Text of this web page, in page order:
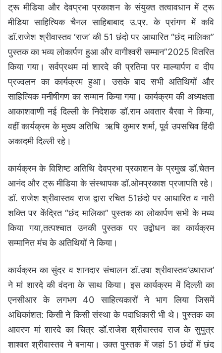
ट्रू मीडिया और देवप्रभा प्रकाशन के संयुक्त तत्वावधान में ट्रू
मीडिया साहित्यिक चैनल साहिबाबाद उ.प्र. के प्रांगण में कवि
डाॅ.राजेश श्रीवास्तव ‘राज’ की 51 छंदो पर आधारित “छंद मालिका”
पुस्तक का भव्य लोकार्पण हुआ और वागीश्वरी सम्मान”2025 वितरित
किया गया। सर्वप्रथम मां शारदे की प्रतिमा पर माल्यार्पण व दीप
प्रज्वलन का कार्यक्रम हुआ। उसके बाद सभी अतिथियों और
साहित्यिक मनीषीगण का सम्मान किया गया। कार्यक्रम की अध्यक्षता
आकाशवाणी नई दिल्ली के निदेशक डॉ.राम अवतार बैरवा ने किया,
वहीं कार्यक्रम के मुख्य अतिथि ऋषि कुमार शर्मा, पूर्व उपसचिव हिंदी
अकादमी दिल्ली रहे।
कार्यक्रम के विशिष्ट अतिथि देवप्रभा प्रकाशन के प्रमुख डॉ.चेतन
आनंद और ट्रू मीडिया के संस्थापक डॉ.ओमप्रकाश प्रजापति रहे।
डॉ. राजेश श्रीवास्तव राज द्वारा रचित 51छंदो पर आधारित व नारी
शक्ति पर केंद्रित “छंद मालिका” पुस्तक का लोकार्पण सभी के मध्य
किया गया,तत्पश्चात उनकी पुस्तक पर उद्बोधन का कार्यक्रम
सम्मानित मंच के अतिथियों ने किया।
कार्यक्रम का सुंदर व शानदार संचालन डॉ.उषा श्रीवास्तव’उषाराज’
ने मां शारदे की वंदना के साथ किया। इस कार्यक्रम में दिल्ली का
एनसीआर के लगभग 40 साहित्यकारों ने भाग लिया जिसमें
अधिकांशत: किसी ने किसी संस्था के पदाधिकारी भी थे। पुस्तक का
आवरण मां शारदे का चित्र डॉ.राजेश श्रीवास्तव राज के सुपुत्र
शाश्वत श्रीवास्तव ने बनाया। उक्त पुस्तक में जहां 51 छंदों में छंद